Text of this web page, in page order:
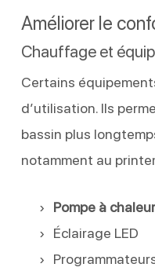
Améliorer le
Chauffage et
Certains
d’utilisation. Ils
bassin plus
notamment au
Pompe à chaleur
Éclairage LED